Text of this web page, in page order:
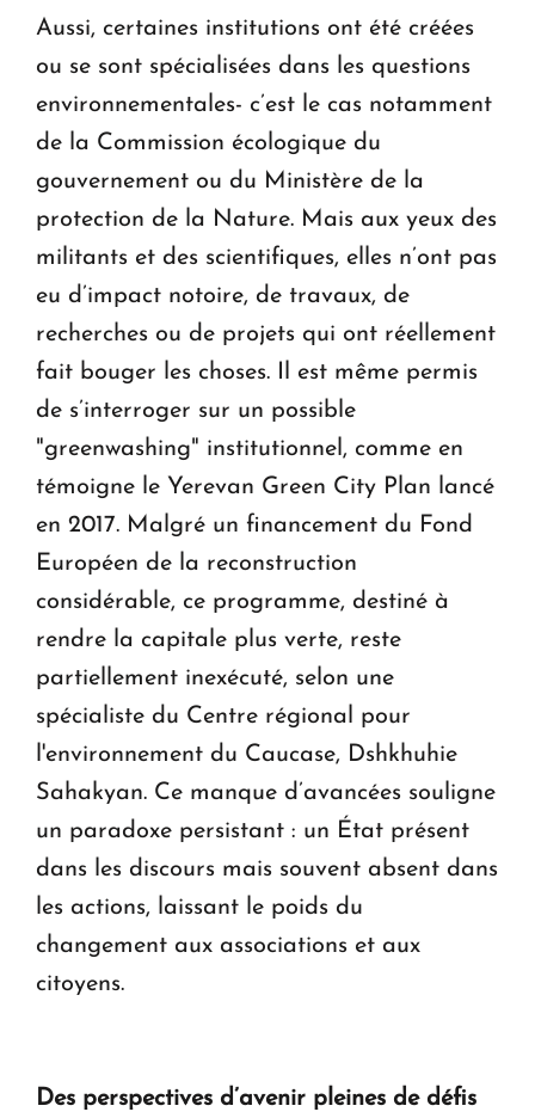
Aussi, certaines institutions ont été créées
ou se sont spécialisées dans les questions
environnementales- c’est le cas notamment
de la Commission écologique du
gouvernement ou du Ministère de la
protection de la Nature. Mais aux yeux des
militants et des scientifiques, elles n’ont pas
eu d’impact notoire, de travaux, de
recherches ou de projets qui ont réellement
fait bouger les choses. Il est même permis
de s’interroger sur un possible
"greenwashing" institutionnel, comme en
témoigne le Yerevan Green City Plan lancé
en 2017. Malgré un financement du Fond
Européen de la reconstruction
considérable, ce programme, destiné à
rendre la capitale plus verte, reste
partiellement inexécuté, selon une
spécialiste du Centre régional pour
l'environnement du Caucase, Dshkhuhie
Sahakyan. Ce manque d’avancées souligne
un paradoxe persistant : un État présent
dans les discours mais souvent absent dans
les actions, laissant le poids du
changement aux associations et aux
citoyens.
Des perspectives d’avenir pleines de défis